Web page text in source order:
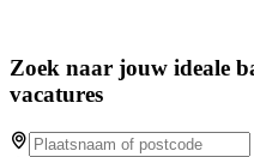
Zoek naar jouw ideale
vacatures